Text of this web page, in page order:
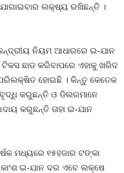
ଲକ୍ଷ୍ୟ ରଖିଛନ୍ତି ।
ନିୟମ ଆଧାରରେ ଇ-ଯାନ
ଛାଡ କରିବାପରେ ଏହାକୁ ଖରିଦ
ହୋଇଛି । କିନ୍ତୁ କେତେକ
କରୁଛନ୍ତି ଓ ଡିଲରମାନେ
କରୁଛନ୍ତି ତାହା ଇ-ଯାନ
ମଧ୍ୟରେ ୧୫ହଜାର ଟଙ୍କା
ଇ-ଯାନ ଦର ଏବେ ଲକ୍ଷେ